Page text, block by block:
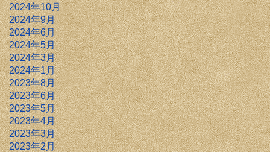
2024年10月
2024年9月
2024年6月
2024年5月
2024年3月
2024年1月
2023年8月
2023年6月
2023年5月
2023年4月
2023年3月
2023年2月